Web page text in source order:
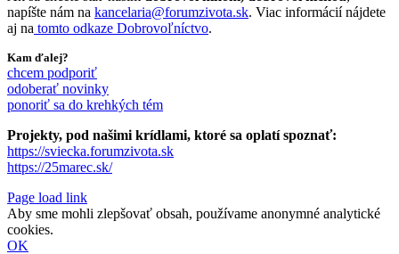
napíšte nám na kancelaria@forumzivota.sk. Viac informácií nájdete
aj na tomto odkaze Dobrovoľníctvo.
Kam ďalej?
chcem podporiť
odoberať novinky
ponoriť sa do krehkých tém
Projekty, pod našimi krídlami, ktoré sa oplatí spoznať:
https://sviecka.forumzivota.sk
https://25marec.sk/
Page load link
Aby sme mohli zlepšovať obsah, používame anonymné analytické
cookies.
OK